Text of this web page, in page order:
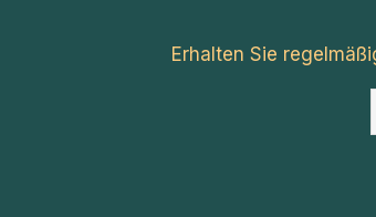
Erhalten Sie